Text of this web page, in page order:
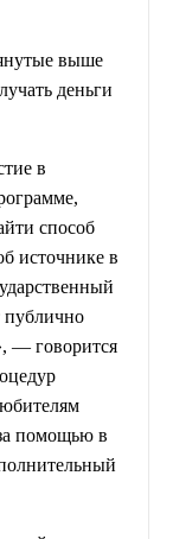
выше
деньги
в
способ
источнике в
публично
— говорится
помощью в